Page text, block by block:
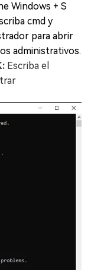
Windows + S
cmd y
para abrir
administrativos.
Escriba el